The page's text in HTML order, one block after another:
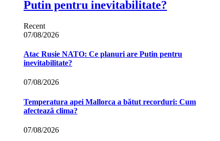
Putin pentru inevitabilitate?
Recent
07/08/2026
Atac Rusie NATO: Ce planuri are Putin pentru
inevitabilitate?
07/08/2026
Temperatura apei Mallorca a bătut recorduri: Cum
afectează clima?
07/08/2026